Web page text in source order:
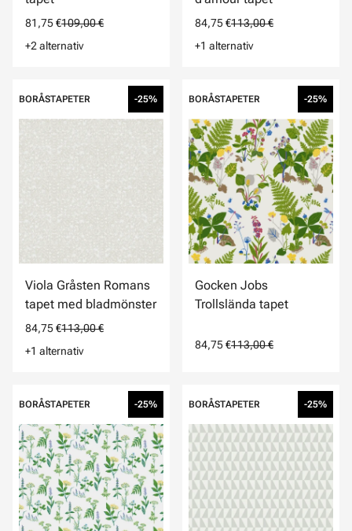
81,75 €109,00 €
+2 alternativ
84,75 €113,00 €
+1 alternativ
BORÅSTAPETER -25%
Viola Gråsten Romans
tapet med bladmönster
84,75 €113,00 €
+1 alternativ
BORÅSTAPETER -25%
Gocken Jobs
Trollslända tapet
84,75 €113,00 €
BORÅSTAPETER -25% BORÅSTAPETER -25%